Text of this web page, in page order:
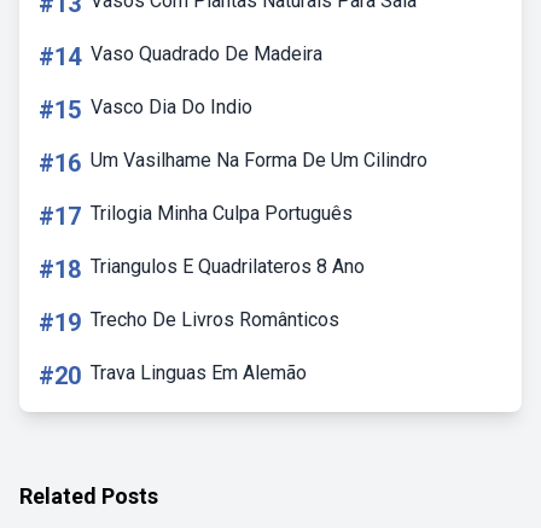
#14 Vaso Quadrado De Madeira
#15 Vasco Dia Do Indio
#16 Um Vasilhame Na Forma De Um Cilindro
#17 Trilogia Minha Culpa Português
#18 Triangulos E Quadrilateros 8 Ano
#19 Trecho De Livros Românticos
#20 Trava Linguas Em Alemão
Related Posts